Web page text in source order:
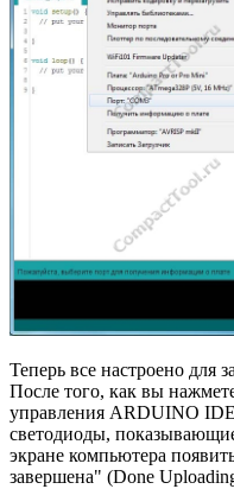
Теперь все настроено для
После того, как вы
управления ARDUINO
светодиоды,
экране компьютера
завершена" (Done